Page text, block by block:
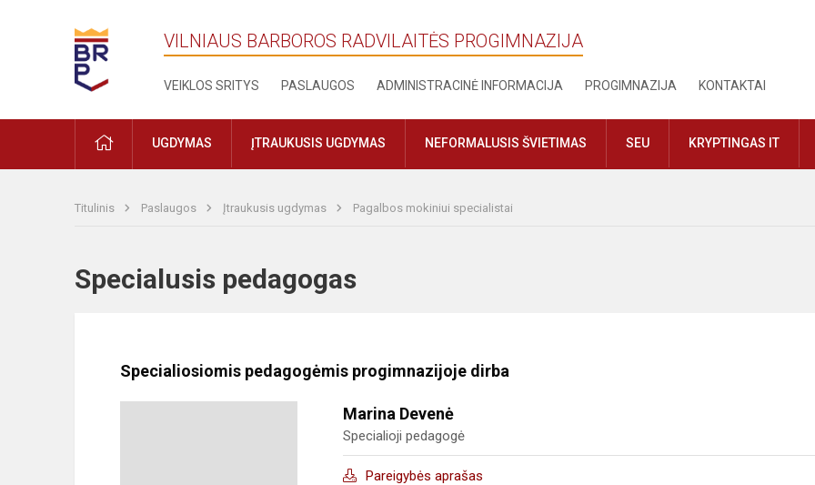
VILNIAUS BARBOROS RADVILAITĖS PROGIMNAZIJA
VEIKLOS SRITYS PASLAUGOS ADMINISTRACINĖ INFORMACIJA PROGIMNAZIJA KONTAKTAI
PRADŽIAUGDYMAS ĮTRAUKUSIS UGDYMAS NEFORMALUSIS ŠVIETIMAS SEU KRYPTINGAS IT
Titulinis Paslaugos Įtraukusis ugdymas Pagalbos mokiniui specialistai
Specialusis pedagogas
Specialiosiomis pedagogėmis progimnazijoje dirba
Marina Devenė
Specialioji pedagogė
Pareigybės aprašas